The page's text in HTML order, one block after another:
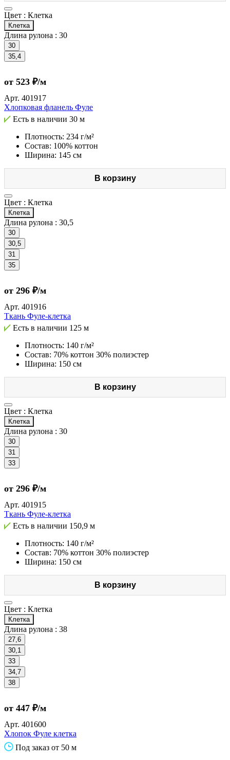
Цвет : Клетка
Клетка
Длина рулона : 30
30
35,4
от 523 ₽/м
Арт. 401917
Хлопковая фланель Фуле
Есть в наличии 30 м
Плотность: 234 г/м²
Состав: 100% коттон
Ширина: 145 см
В корзину
Цвет : Клетка
Клетка
Длина рулона : 30,5
30
30,5
31
35
от 296 ₽/м
Арт. 401916
Ткань Фуле-клетка
Есть в наличии 125 м
Плотность: 140 г/м²
Состав: 70% коттон 30% полиэстер
Ширина: 150 см
В корзину
Цвет : Клетка
Клетка
Длина рулона : 30
30
31
33
от 296 ₽/м
Арт. 401915
Ткань Фуле-клетка
Есть в наличии 150,9 м
Плотность: 140 г/м²
Состав: 70% коттон 30% полиэстер
Ширина: 150 см
В корзину
Цвет : Клетка
Клетка
Длина рулона : 38
27,6
30,1
33
34,7
38
от 447 ₽/м
Арт. 401600
Хлопок Фуле клетка
Под заказ от 50 м